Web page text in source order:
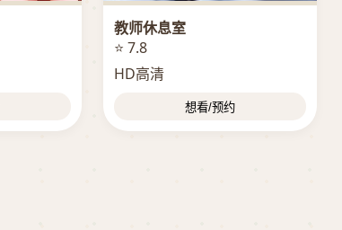
教师休息室
⭐ 7.8
HD高清
想看/预约